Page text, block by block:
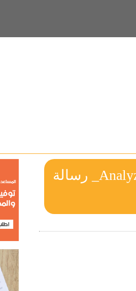
Analyzing policy issues in presidential speeches and the media_ رسالة